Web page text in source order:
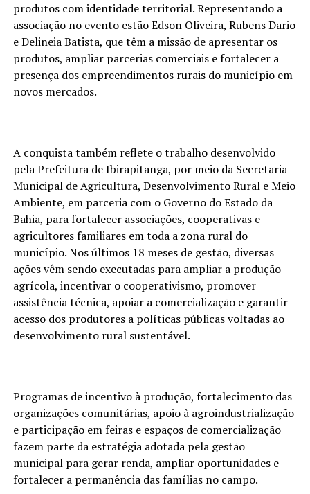
produtos com identidade territorial. Representando a
associação no evento estão Edson Oliveira, Rubens Dario
e Delineia Batista, que têm a missão de apresentar os
produtos, ampliar parcerias comerciais e fortalecer a
presença dos empreendimentos rurais do município em
novos mercados.
A conquista também reflete o trabalho desenvolvido
pela Prefeitura de Ibirapitanga, por meio da Secretaria
Municipal de Agricultura, Desenvolvimento Rural e Meio
Ambiente, em parceria com o Governo do Estado da
Bahia, para fortalecer associações, cooperativas e
agricultores familiares em toda a zona rural do
município. Nos últimos 18 meses de gestão, diversas
ações vêm sendo executadas para ampliar a produção
agrícola, incentivar o cooperativismo, promover
assistência técnica, apoiar a comercialização e garantir
acesso dos produtores a políticas públicas voltadas ao
desenvolvimento rural sustentável.
Programas de incentivo à produção, fortalecimento das
organizações comunitárias, apoio à agroindustrialização
e participação em feiras e espaços de comercialização
fazem parte da estratégia adotada pela gestão
municipal para gerar renda, ampliar oportunidades e
fortalecer a permanência das famílias no campo.